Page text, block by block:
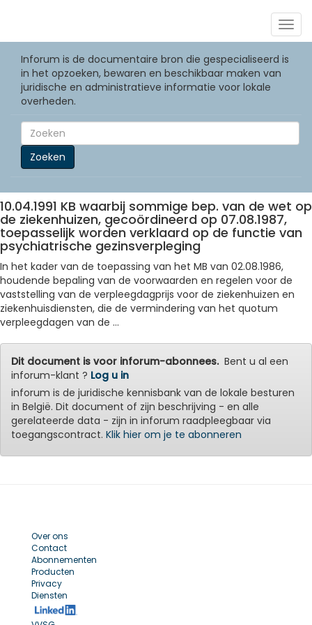
Inforum is de documentaire bron die gespecialiseerd is
in het opzoeken, bewaren en beschikbaar maken van
juridische en administratieve informatie voor lokale
overheden.
Zoeken
10.04.1991 KB waarbij sommige bep. van de wet op
de ziekenhuizen, gecoördineerd op 07.08.1987,
toepasselijk worden verklaard op de functie van
psychiatrische gezinsverpleging
In het kader van de toepassing van het MB van 02.08.1986,
houdende bepaling van de voorwaarden en regelen voor de
vaststelling van de verpleegdagprijs voor de ziekenhuizen en
ziekenhuisdiensten, die de vermindering van het quotum
verpleegdagen van de ...
Dit document is voor inforum-abonnees.Bent u al een
inforum-klant ? Log u in
inforum is de juridische kennisbank van de lokale besturen
in België. Dit document of zijn beschrijving - en alle
gerelateerde data - zijn in inforum raadpleegbaar via
toegangscontract. Klik hier om je te abonneren
Over ons
Contact
Abonnementen
Producten
Privacy
Diensten